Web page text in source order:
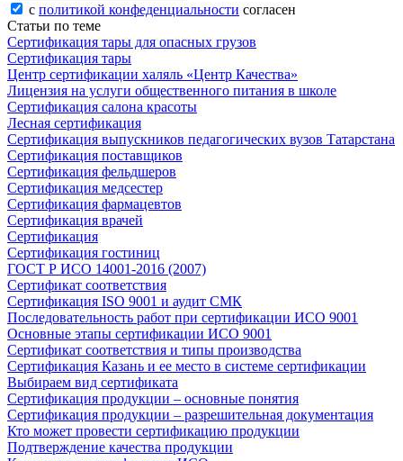
с политикой конфеденциальности согласен
Статьи по теме
Сертификация тары для опасных грузов
Сертификация тары
Центр сертификации халяль «Центр Качества»
Лицензия на услуги общественного питания в школе
Сертификация салона красоты
Лесная сертификация
Сертификация выпускников педагогических вузов Татарстана
Сертификация поставщиков
Сертификация фельдшеров
Сертификация медсестер
Сертификация фармацевтов
Сертификация врачей
Сертификация
Сертификация гостиниц
ГОСТ Р ИСО 14001-2016 (2007)
Сертификат соответствия
Сертификация ISO 9001 и аудит СМК
Последовательность работ при сертификации ИСО 9001
Основные этапы сертификации ИСО 9001
Сертификат соответствия и типы производства
Сертификация Казань и ее место в системе сертификации
Выбираем вид сертификата
Сертификация продукции – основные понятия
Сертификация продукции – разрешительная документация
Кто может провести сертификацию продукции
Подтверждение качества продукции